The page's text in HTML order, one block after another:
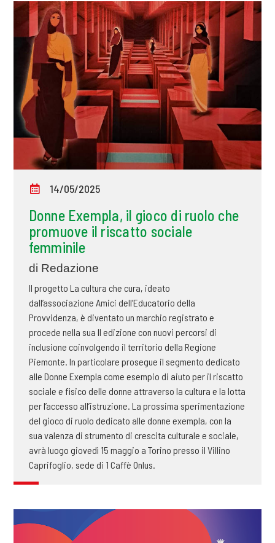
14/05/2025
Donne Exempla, il gioco di ruolo che
promuove il riscatto sociale
femminile
di Redazione
Il progetto La cultura che cura, ideato
dall’associazione Amici dell’Educatorio della
Provvidenza, è diventato un marchio registrato e
procede nella sua II edizione con nuovi percorsi di
inclusione coinvolgendo il territorio della Regione
Piemonte. In particolare prosegue il segmento dedicato
alle Donne Exempla come esempio di aiuto per il riscatto
sociale e fisico delle donne attraverso la cultura e la lotta
per l’accesso all’istruzione. La prossima sperimentazione
del gioco di ruolo dedicato alle donne exempla, con la
sua valenza di strumento di crescita culturale e sociale,
avrà luogo giovedì 15 maggio a Torino presso il Villino
Caprifoglio, sede di 1 Caffè Onlus.